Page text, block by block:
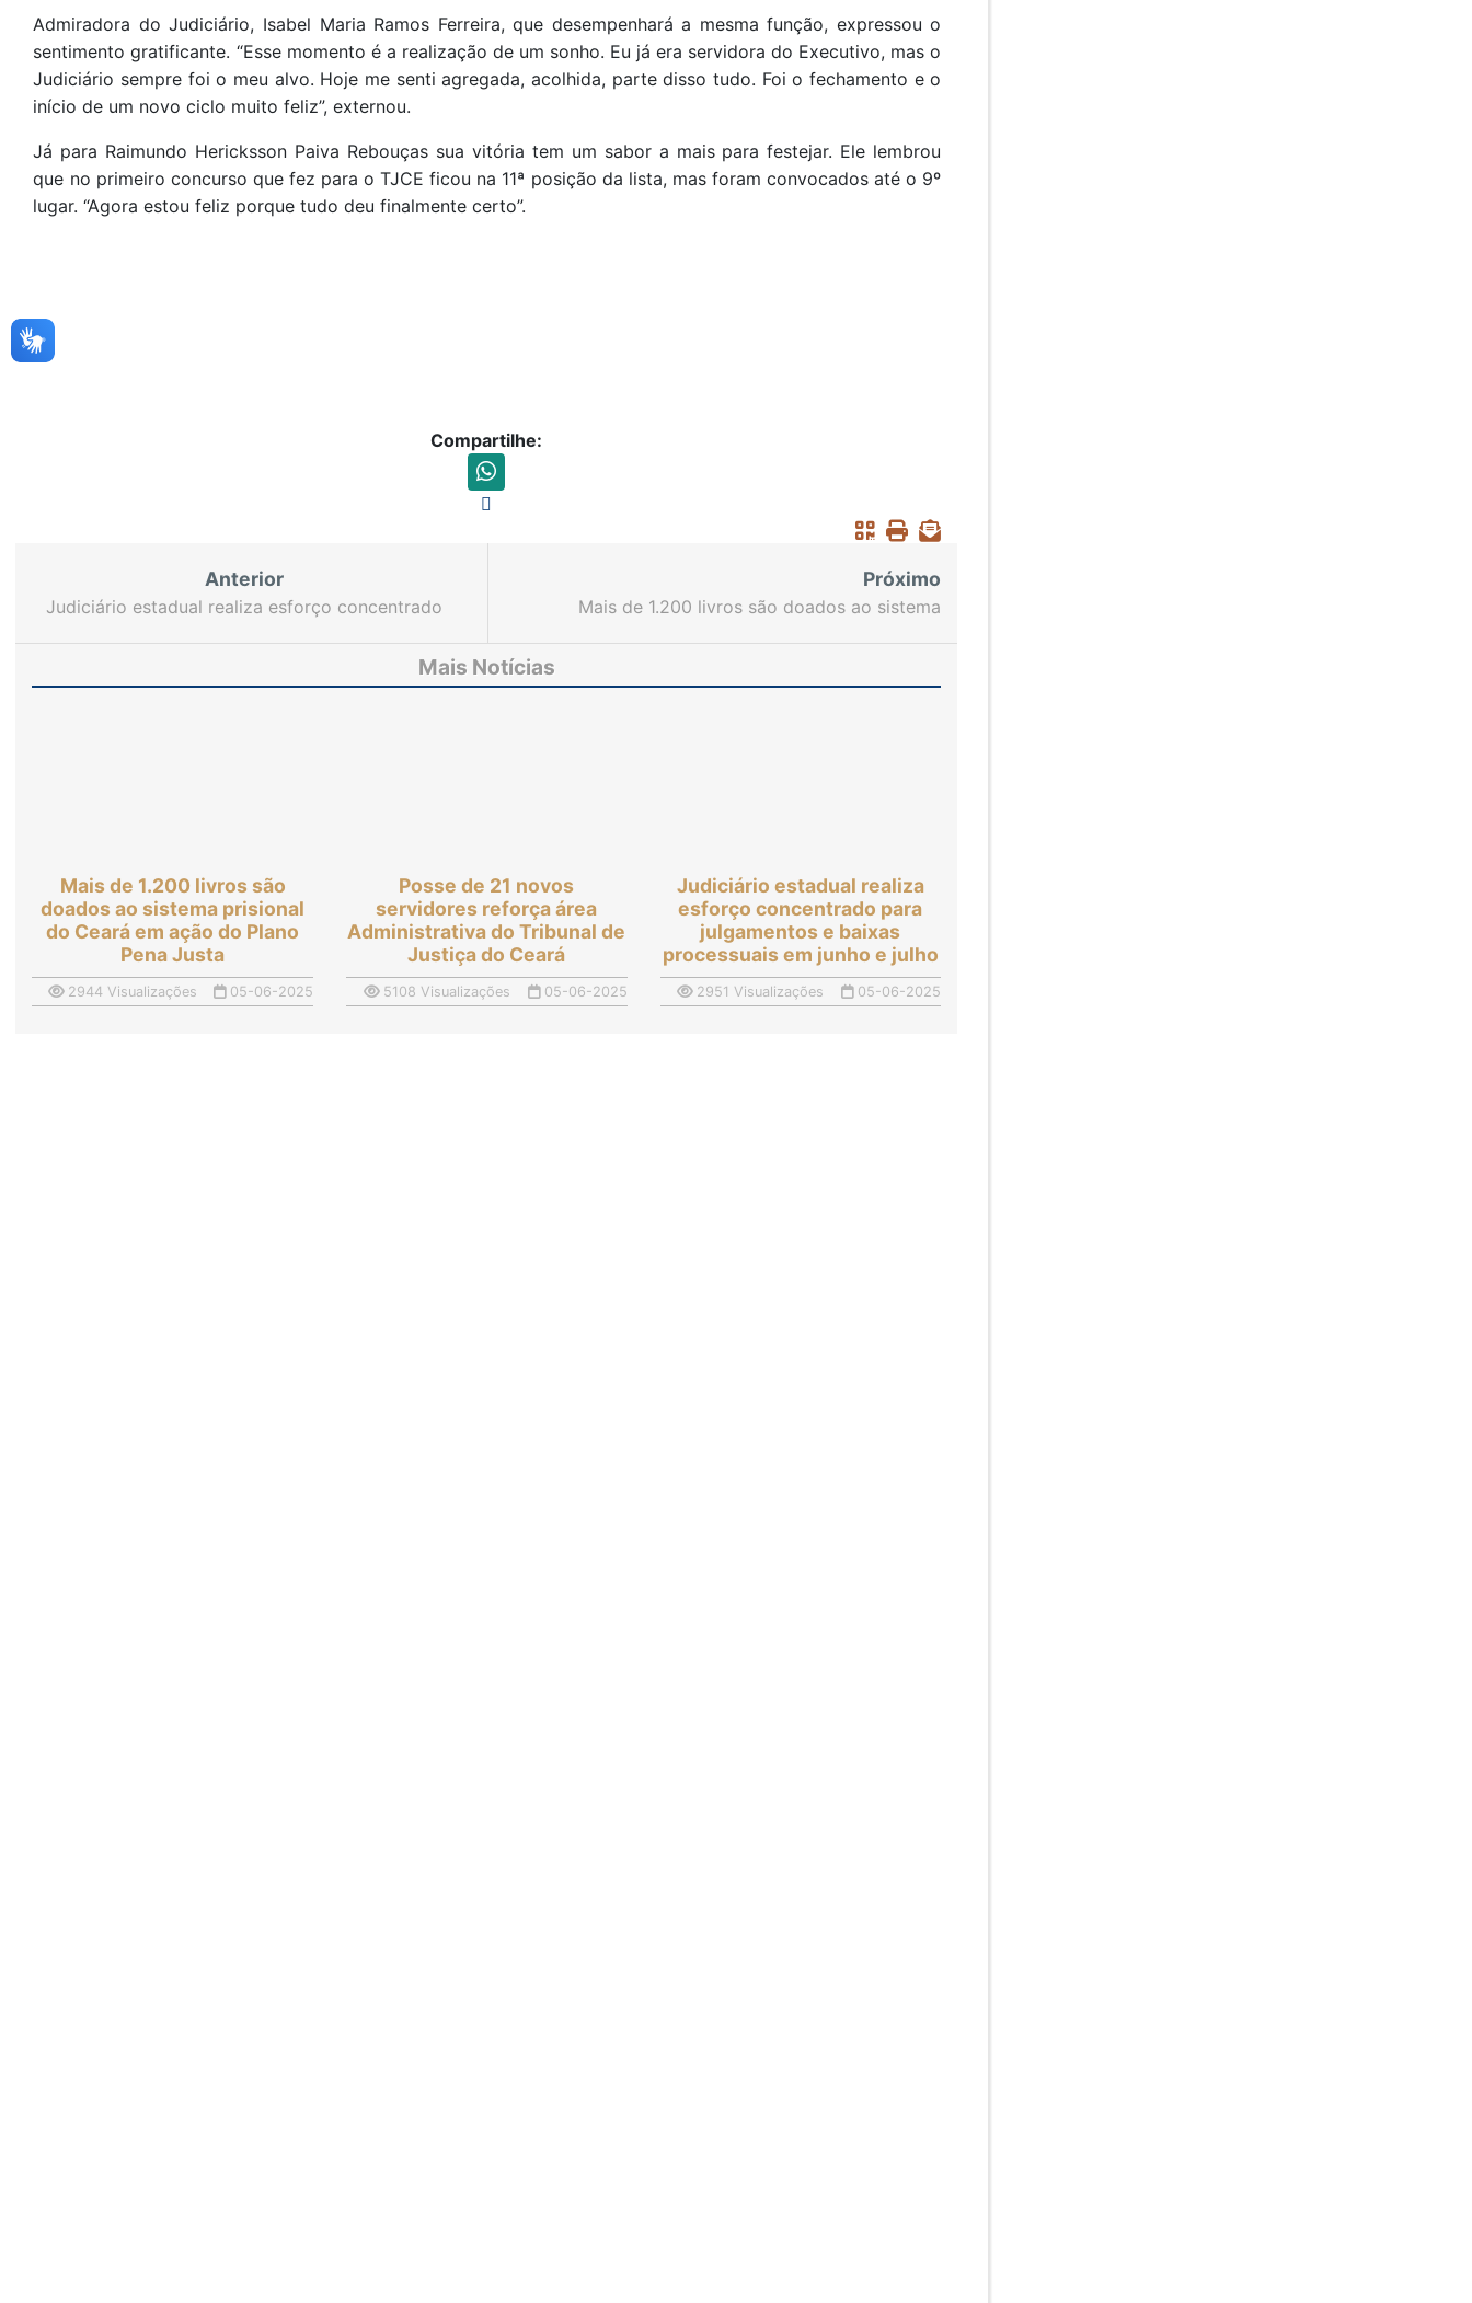
Admiradora do Judiciário, Isabel Maria Ramos Ferreira, que desempenhará a mesma função, expressou o
sentimento gratificante. “Esse momento é a realização de um sonho. Eu já era servidora do Executivo, mas o
Judiciário sempre foi o meu alvo. Hoje me senti agregada, acolhida, parte disso tudo. Foi o fechamento e o
início de um novo ciclo muito feliz”, externou.
Já para Raimundo Hericksson Paiva Rebouças sua vitória tem um sabor a mais para festejar. Ele lembrou
que no primeiro concurso que fez para o TJCE ficou na 11ª posição da lista, mas foram convocados até o 9º
lugar. “Agora estou feliz porque tudo deu finalmente certo”.
Compartilhe:
Anterior
Judiciário estadual realiza esforço concentrado
Próximo
Mais de 1.200 livros são doados ao sistema
Mais Notícias
Mais de 1.200 livros são
doados ao sistema prisional
do Ceará em ação do Plano
Pena Justa
2944 Visualizações 05-06-2025
Posse de 21 novos
servidores reforça área
Administrativa do Tribunal de
Justiça do Ceará
5108 Visualizações 05-06-2025
Judiciário estadual realiza
esforço concentrado para
julgamentos e baixas
processuais em junho e julho
2951 Visualizações 05-06-2025